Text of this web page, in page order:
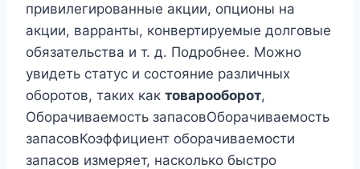
привилегированные акции, опционы на
акции, варранты, конвертируемые долговые
обязательства и т. д. Подробнее. Можно
увидеть статус и состояние различных
оборотов, таких как товарооборот,
Оборачиваемость запасовОборачиваемость
запасовКоэффициент оборачиваемости
запасов измеряет, насколько быстро